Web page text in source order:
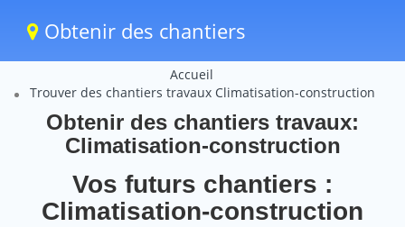
Obtenir des chantiers
Accueil
Trouver des chantiers travaux Climatisation-construction
Obtenir des chantiers travaux:
Climatisation-construction
Vos futurs chantiers :
Climatisation-construction